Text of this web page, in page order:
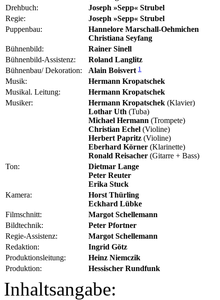
Drehbuch:
Joseph »Sepp« Strubel
Regie:
Joseph »Sepp« Strubel
Puppenbau:
Hannelore Marschall-Oehmichen
Christiana Seyfang
Bühnenbild:
Rainer Sinell
Bühnenbild-Assistenz:
Roland Langlitz
Bühnenbau/ Dekoration:
Alain Boisvert 1
Musik:
Hermann Kropatschek
Musikal. Leitung:
Hermann Kropatschek
Musiker:
Hermann Kropatschek (Klavier)
Lothar Uth (Tuba)
Michael Hermann (Trompete)
Christian Echel (Violine)
Herbert Papritz (Violine)
Eberhard Körner (Klarinette)
Ronald Reisacher (Gitarre + Bass)
Ton:
Dietmar Lange
Peter Reuter
Erika Stuck
Kamera:
Horst Thürling
Eckhard Lübke
Filmschnitt:
Margot Schellemann
Bildtechnik:
Peter Pfortner
Regie-Assistenz:
Margot Schellemann
Redaktion:
Ingrid Götz
Produktionsleitung:
Heinz Niemczik
Produktion:
Hessischer Rundfunk
Inhaltsangabe: